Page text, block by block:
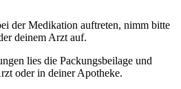
der Medikation auftreten, nimm bitte
deinem Arzt auf.
lies die Packungsbeilage und
oder in deiner Apotheke.